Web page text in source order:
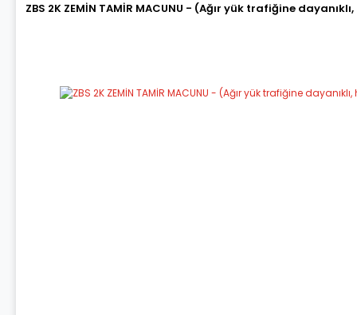
ZBS 2K ZEMİN TAMİR MACUNU - (Ağır yük trafiğine